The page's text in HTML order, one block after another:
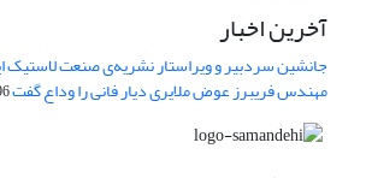
آخرین اخبار
جانشین سردبیر و ویراستار نشریه‌ی صنعت لاستیک
مهندس فریبرز عوض ملایری دیار فانی را وداع گفت